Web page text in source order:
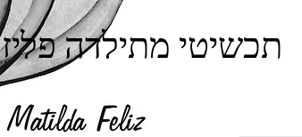
תכשיטי מתילדה פליז